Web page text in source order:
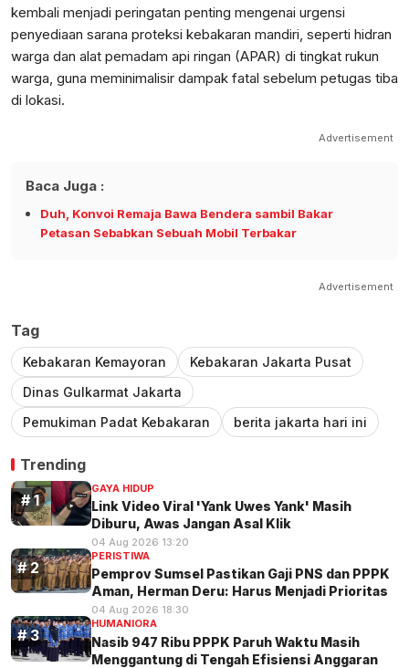
kembali menjadi peringatan penting mengenai urgensi
penyediaan sarana proteksi kebakaran mandiri, seperti hidran
warga dan alat pemadam api ringan (APAR) di tingkat rukun
warga, guna meminimalisir dampak fatal sebelum petugas tiba
di lokasi.
Advertisement
Baca Juga :
Duh, Konvoi Remaja Bawa Bendera sambil Bakar
Petasan Sebabkan Sebuah Mobil Terbakar
Advertisement
Tag
Kebakaran Kemayoran
Kebakaran Jakarta Pusat
Dinas Gulkarmat Jakarta
Pemukiman Padat Kebakaran
berita jakarta hari ini
Trending
GAYA HIDUP
Link Video Viral 'Yank Uwes Yank' Masih
Diburu, Awas Jangan Asal Klik
04 Aug 2026 13:20
PERISTIWA
Pemprov Sumsel Pastikan Gaji PNS dan PPPK
Aman, Herman Deru: Harus Menjadi Prioritas
04 Aug 2026 18:30
HUMANIORA
Nasib 947 Ribu PPPK Paruh Waktu Masih
Menggantung di Tengah Efisiensi Anggaran